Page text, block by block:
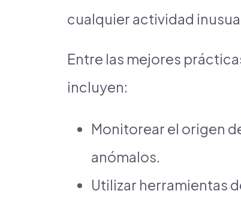
cualquier actividad
Entre las mejores
incluyen:
Monitorear el origen
anómalos.
Utilizar herramientas